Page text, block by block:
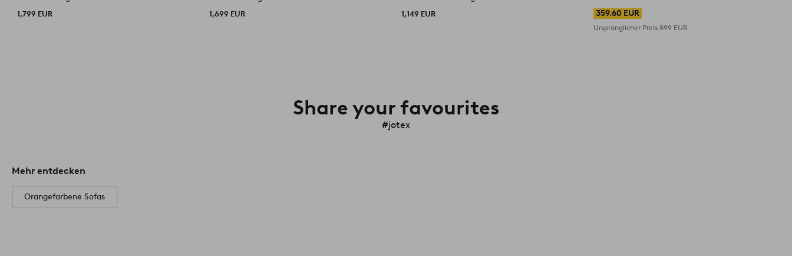
1,799 EUR 1,699 EUR 1,149 EUR
359.60 EUR
Ursprünglicher Preis899 EUR
Share your favourites
#jotex
Mehr entdecken
Orangefarbene Sofas